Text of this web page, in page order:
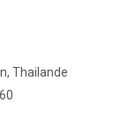
Thailande